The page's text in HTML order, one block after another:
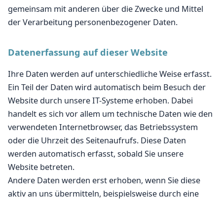
gemeinsam mit anderen über die Zwecke und Mittel
der Verarbeitung personenbezogener Daten.
Datenerfassung auf dieser Website
Ihre Daten werden auf unterschiedliche Weise erfasst.
Ein Teil der Daten wird automatisch beim Besuch der
Website durch unsere IT-Systeme erhoben. Dabei
handelt es sich vor allem um technische Daten wie den
verwendeten Internetbrowser, das Betriebssystem
oder die Uhrzeit des Seitenaufrufs. Diese Daten
werden automatisch erfasst, sobald Sie unsere
Website betreten.
Andere Daten werden erst erhoben, wenn Sie diese
aktiv an uns übermitteln, beispielsweise durch eine